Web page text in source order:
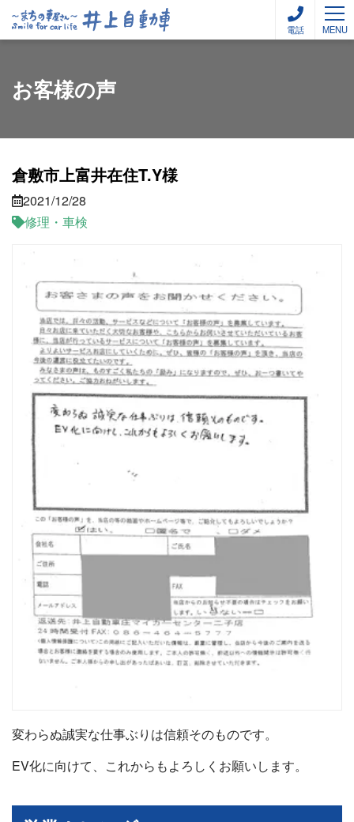
電話 MENU
お客様の声
倉敷市上富井在住T.Y様
2021/12/28
修理・車検
変わらぬ誠実な仕事ぶりは信頼そのものです。
EV化に向けて、これからもよろしくお願いします。